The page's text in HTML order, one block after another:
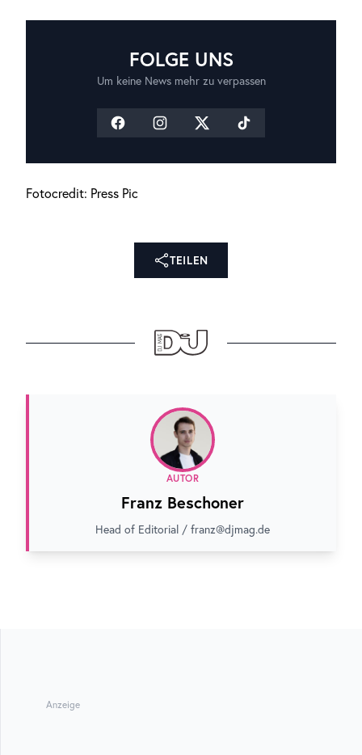
FOLGE UNS
Um keine News mehr zu verpassen
Fotocredit: Press Pic
TEILEN
AUTOR
Franz Beschoner
Head of Editorial / franz@djmag.de
Anzeige